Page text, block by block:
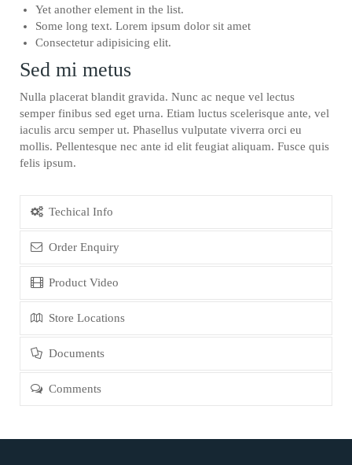
Yet another element in the list.
Some long text. Lorem ipsum dolor sit amet
Consectetur adipisicing elit.
Sed mi metus
Nulla placerat blandit gravida. Nunc ac neque vel lectus
semper finibus sed eget urna. Etiam luctus scelerisque ante, vel
iaculis arcu semper ut. Phasellus vulputate viverra orci eu
mollis. Pellentesque nec ante id elit feugiat aliquam. Fusce quis
felis ipsum.
Techical Info
Order Enquiry
Product Video
Store Locations
Documents
Comments